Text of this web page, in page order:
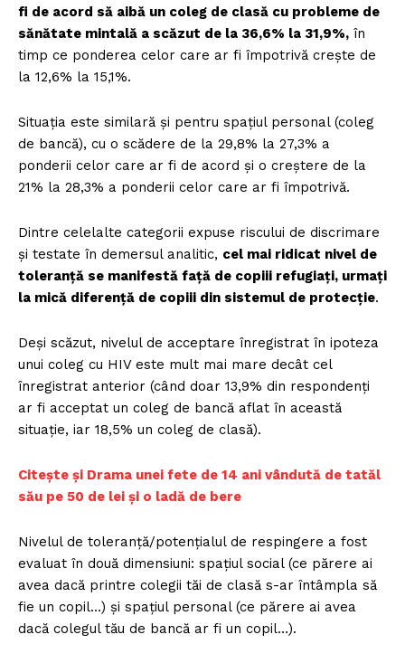
fi de acord să aibă un coleg de clasă cu probleme de
sănătate mintală a scăzut de la 36,6% la 31,9%, în
timp ce ponderea celor care ar fi împotrivă crește de
la 12,6% la 15,1%.
Situația este similară și pentru spațiul personal (coleg
de bancă), cu o scădere de la 29,8% la 27,3% a
ponderii celor care ar fi de acord și o creștere de la
21% la 28,3% a ponderii celor care ar fi împotrivă.
Dintre celelalte categorii expuse riscului de discrimare
și testate în demersul analitic, cel mai ridicat nivel de
toleranță se manifestă față de copiii refugiați, urmați
la mică diferență de copiii din sistemul de protecție.
Deși scăzut, nivelul de acceptare înregistrat în ipoteza
unui coleg cu HIV este mult mai mare decât cel
înregistrat anterior (când doar 13,9% din respondenți
ar fi acceptat un coleg de bancă aflat în această
situație, iar 18,5% un coleg de clasă).
Citește și Drama unei fete de 14 ani vândută de tatăl
său pe 50 de lei și o ladă de bere
Nivelul de toleranță/potențialul de respingere a fost
evaluat în două dimensiuni: spațiul social (ce părere ai
avea dacă printre colegii tăi de clasă s-ar întâmpla să
fie un copil…) și spațiul personal (ce părere ai avea
dacă colegul tău de bancă ar fi un copil…).